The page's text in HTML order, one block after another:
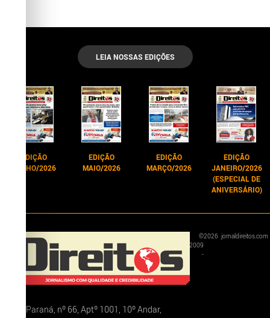
LEIA NOSSAS EDIÇÕES
EDIÇÃO
JUNHO/2026
EDIÇÃO
MAIO/2026
EDIÇÃO
MARÇO/2026
EDIÇÃO
JANEIRO/2026
(ESPECIAL DE
ANIVERSÁRIO)
Rua Paraná, nº 66, Aptº 1001, 10º Andar,
©
2009
-
2026 jornaldireitos.com